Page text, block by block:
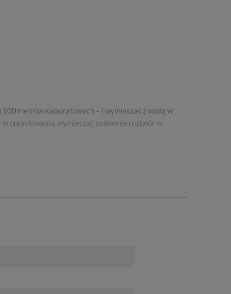
100 metrów kwadratowych – i wymieszać z wodą w
opryskiwaniu, wymieszać ponownie roztwór w